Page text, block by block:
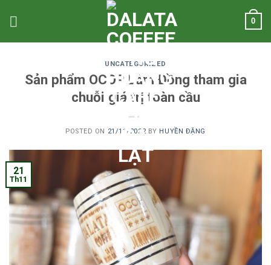
0
UNCATEGORIZED
Sản phẩm OCOP Lâm Đồng tham gia
chuỗi giá trị toàn cầu
POSTED ON 21/11/2022 BY HUYỀN ĐẶNG
21
Th11